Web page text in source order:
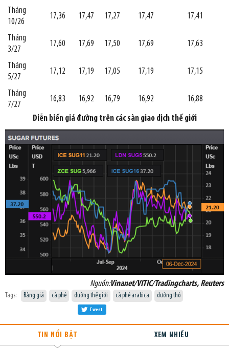
Tháng
10/26
17,36 17,47 17,27 17,47 17,41
Tháng
3/27
17,60 17,69 17,50 17,69 17,63
Tháng
5/27
17,12 17,19 17,05 17,19 17,15
Tháng
7/27
16,83 16,92 16,79 16,92 16,88
Diễn biến giá đường trên các sàn giao dịch thế giới
Nguồn:Vinanet/VITIC/Tradingcharts, Reuters
Tags: Bảng giá cà phê đường thế giới cà phê arabica đường thô
Tweet
TIN NỔI BẬT XEM NHIỀU